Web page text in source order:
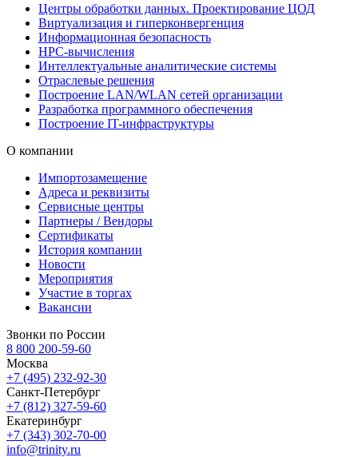
Центры обработки данных. Проектирование ЦОД
Виртуализация и гиперконвергенция
Информационная безопасность
HPC-вычисления
Интеллектуальные аналитические системы
Отраслевые решения
Построение LAN/WLAN сетей организации
Разработка программного обеспечения
Построение IT-инфраструктуры
О компании
Импортозамещение
Адреса и реквизиты
Сервисные центры
Партнеры / Вендоры
Сертификаты
История компании
Новости
Мероприятия
Участие в торгах
Вакансии
Звонки по России
8 800 200-59-60
Москва
+7 (495) 232-92-30
Санкт-Петербург
+7 (812) 327-59-60
Екатеринбург
+7 (343) 302-70-00
info@trinity.ru